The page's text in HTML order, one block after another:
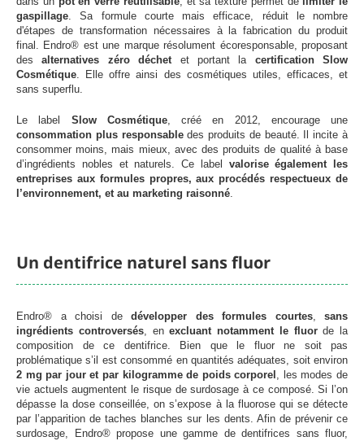
gaspillage. Sa formule courte mais efficace, réduit le nombre
d'étapes de transformation nécessaires à la fabrication du produit
final. Endro® est une marque résolument écoresponsable, proposant
desalternatives zéro déchetet portant la certification Slow
Cosmétique. Elle offre ainsi des cosmétiques utiles, efficaces, et
sans superflu.
Le label Slow Cosmétique, créé en 2012, encourage une
consommation plus responsabledes produits de beauté. Il incite à
consommer moins, mais mieux, avec des produits de qualité à base
d’ingrédients nobles et naturels. Ce label valorise également les
entreprises aux formules propres, aux procédés respectueux de
l’environnement, et au marketing raisonné.
Un dentifrice naturel sans fluor
Endro® a choisi de développer des formules courtes, sans
ingrédients controversés, enexcluant notamment le fluorde la
composition de ce dentifrice. Bien que le fluor ne soit pas
problématique s’il est consommé en quantités adéquates, soit environ
2 mg par jour et par kilogramme de poids corporel , les modes de
vie actuels augmentent le risque de surdosage à ce composé.Si l’on
dépasse la dose conseillée, on s’expose à la fluorose qui se détecte
par l’apparition de taches blanches sur les dents. Afin de prévenir ce
surdosage, Endro® propose une gamme de dentifrices sans fluor,